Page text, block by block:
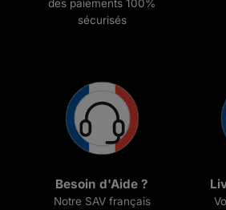
des paiements 100%
sécurisés
Besoin d'Aide ?
Notre SAV français